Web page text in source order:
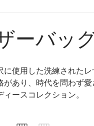
ーバッ
に使用した洗練されたレ
あり、時代を問わず愛
ィースコレクション。